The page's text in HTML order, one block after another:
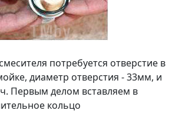
потребуется отверстие в
диаметр отверстия - 33мм, и
Первым делом вставляем в
кольцо